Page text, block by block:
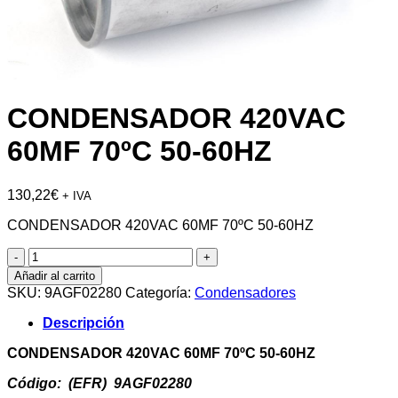
CONDENSADOR 420VAC
60MF 70ºC 50-60HZ
130,22€ + IVA
CONDENSADOR 420VAC 60MF 70ºC 50-60HZ
CONDENSADOR
420VAC
60MF
70ºC
50-
60HZ
cantidad
Añadir al carrito
SKU: 9AGF02280 Categoría: Condensadores
Descripción
CONDENSADOR 420VAC 60MF 70ºC 50-60HZ
Código: (EFR) 9AGF02280